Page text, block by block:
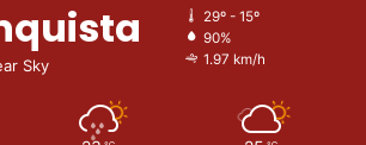
Sky
29º - 15º
90%
1.97 km/h